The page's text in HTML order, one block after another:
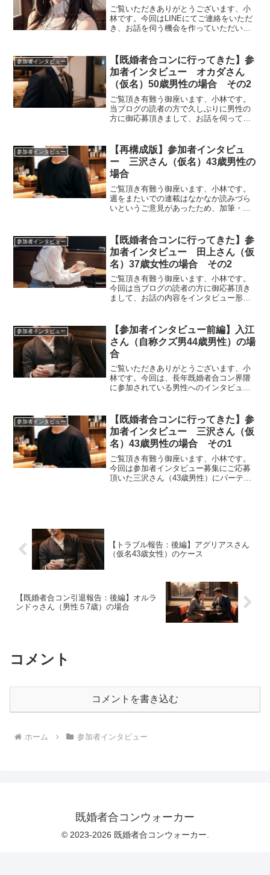
ご覧いただきありがとうございます、小
林です。今回はLINEにてご連絡をいただ
き、お話を伺う機会を作っていただいた
メインに参加していてたまにクラッセも
併用されていた方で、...
参加者インタビュー
【既婚者合コンに行ってきた】参
加者インタビュー オカダさん
（仮名）50歳男性の場合 その2
ご覧頂き有難う御座います、小林です。
当ブログの読者の方で久しぶりに男性の
方に御応募頂きまして、お話を伺ってき
す。ーー前回のお話ですと、長続きする
方は一定の傾向があるという...
参加者インタビュー
【再構成版】参加者インタビュ
ー 三沢さん（仮名）43歳男性の
場合
ご覧頂き有難う御座います、小林です。
週をまたいでの連載はなかなか読みづら
いというご意見があったため、加筆・修
ご応募頂いた三沢さん（43歳男性）にパ
ーティー参加後にお話を...
参加者インタビュー
【既婚者合コンに行ってきた】参
加者インタビュー 田上さん（仮
名）37歳女性の場合 その2
ご覧頂き有難う御座います、小林です。
今回は当ブログの読者の方に御応募頂き
まして、お話の内容をインタビュー形式
ますね。気を付けてるポイントとか、美
の秘訣などあれば聞か...
参加者インタビュー
【参加者インタビュー前編】入江
さん（自称クズ男44歳男性）の場
合
ご覧いただきありがとうございます、小
林です。今回は、長年既婚者合コン界隈
に参加されている男性へのインタビュー
歳）は、既婚者合コン歴約7年。現在進行
形で複数のセカンドパー...
参加者インタビュー
【既婚者合コンに行ってきた】参
加者インタビュー 三沢さん（仮
名）43歳男性の場合 その1
ご覧頂き有難う御座います、小林です。
今回は参加者インタビュー募集にご応募
頂いた三沢さん（43歳男性）にパーティ
【トラブル報告：後編】アグリアスさん
（仮名43歳女性）のケース
【既婚者合コン引退報告：後編】オルラ
ンドゥさん（男性５7歳）の場合
コメント
コメントを書き込む
ホーム 参加者インタビュー
既婚者合コンウォーカー
© 2023-2026 既婚者合コンウォーカー.